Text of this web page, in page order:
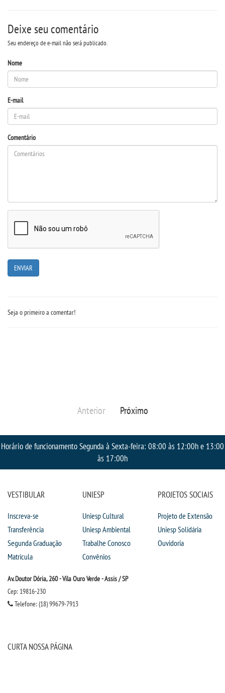
IMPRENSA
OUVIDORIA
Deixe seu comentário
Seu endereço de e-mail não será publicado.
Nome
E-mail
Comentário
Seja o primeiro a comentar!
Anterior Próximo
Horário de funcionamento Segunda à Sexta-feira: 08:00 às 12:00h e 13:00
às 17:00h
VESTIBULAR
Inscreva-se
Transferência
Segunda Graduação
Matrícula
UNIESP
Uniesp Cultural
Uniesp Ambiental
Trabalhe Conosco
Convênios
PROJETOS SOCIAIS
Projeto de Extensão
Uniesp Solidária
Ouvidoria
Av. Doutor Dória, 260 - Vila Ouro Verde - Assis / SP
Cep: 19816-230
Telefone: (18) 99679-7913
CURTA NOSSA PÁGINA